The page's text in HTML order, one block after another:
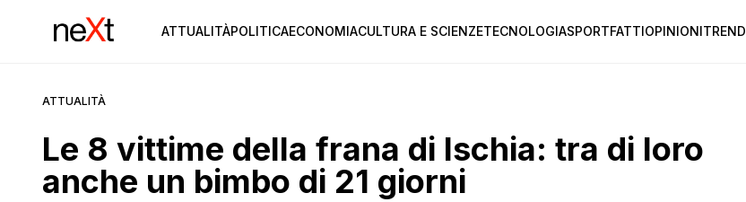
ATTUALITÀPOLITICAECONOMIACULTURA E SCIENZETECNOLOGIASPORTFATTIOPINIONITREND
ATTUALITÀ
Le 8 vittime della frana di Ischia: tra di loro
anche un bimbo di 21 giorni